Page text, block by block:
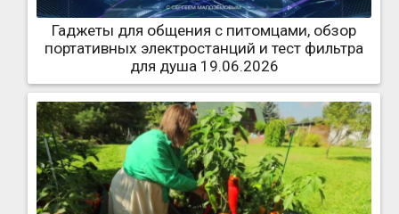
Гаджеты для общения с питомцами, обзор
портативных электростанций и тест фильтра
для душа 19.06.2026